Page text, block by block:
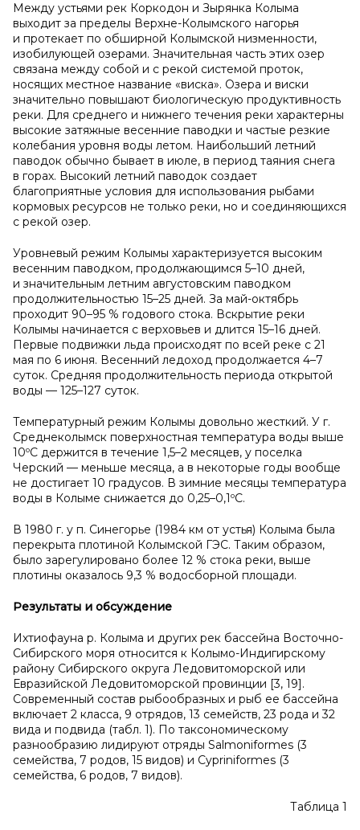
Между устьями рек Коркодон и Зырянка Колыма
выходит за пределы Верхне-Колымского нагорья
и протекает по обширной Колымской низменности,
изобилующей озерами. Значительная часть этих озер
связана между собой и с рекой системой проток,
носящих местное название «виска». Озера и виски
значительно повышают биологическую продуктивность
реки. Для среднего и нижнего течения реки характерны
высокие затяжные весенние паводки и частые резкие
колебания уровня воды летом. Наибольший летний
паводок обычно бывает в июле, в период таяния снега
в горах. Высокий летний паводок создает
благоприятные условия для использования рыбами
кормовых ресурсов не только реки, но и соединяющихся
с рекой озер.
Уровневый режим Колымы характеризуется высоким
весенним паводком, продолжающимся 5–10 дней,
и значительным летним августовским паводком
продолжительностью 15–25 дней. За май-октябрь
проходит 90–95 % годового стока. Вскрытие реки
Колымы начинается с верховьев и длится 15–16 дней.
Первые подвижки льда происходят по всей реке с 21
мая по 6 июня. Весенний ледоход продолжается 4–7
суток. Средняя продолжительность периода открытой
воды — 125–127 суток.
Температурный режим Колымы довольно жесткий. У г.
Среднеколымск поверхностная температура воды выше
10ºС держится в течение 1,5–2 месяцев, у поселка
Черский — меньше месяца, а в некоторые годы вообще
не достигает 10 градусов. В зимние месяцы температура
воды в Колыме снижается до 0,25–0,1ºС.
В 1980 г. у п. Синегорье (1984 км от устья) Колыма была
перекрыта плотиной Колымской ГЭС. Таким образом,
было зарегулировано более 12 % стока реки, выше
плотины оказалось 9,3 % водосборной площади.
Результаты и обсуждение
Ихтиофауна р. Колыма и других рек бассейна Восточно-
Сибирского моря относится к Колымо-Индигирскому
району Сибирского округа Ледовитоморской или
Евразийской Ледовитоморской провинции [3, 19].
Современный состав рыбообразных и рыб ее бассейна
включает 2 класса, 9 отрядов, 13 семейств, 23 рода и 32
вида и подвида (табл. 1). По таксономическому
разнообразию лидируют отряды Salmoniformes (3
семейства, 7 родов, 15 видов) и Cypriniformes (3
семейства, 6 родов, 7 видов).
Таблица 1